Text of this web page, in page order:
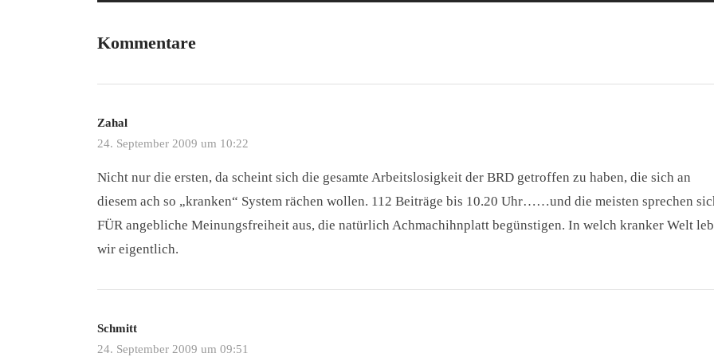
Kommentare
Zahal
24. September 2009 um 10:22
Nicht nur die ersten, da scheint sich die gesamte Arbeitslosigkeit der BRD getroffen zu haben, die sich an
diesem ach so „kranken“ System rächen wollen. 112 Beiträge bis 10.20 Uhr……und die meisten sprechen
FÜR angebliche Meinungsfreiheit aus, die natürlich Achmachihnplatt begünstigen. In welch kranker Welt
wir eigentlich.
Schmitt
24. September 2009 um 09:51